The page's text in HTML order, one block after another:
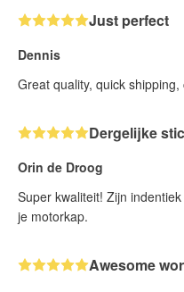
Just perfect
Dennis
Great quality, quick
Dergelijke
Orin de Droog
Super kwaliteit! Zijn
je motorkap.
Awesome